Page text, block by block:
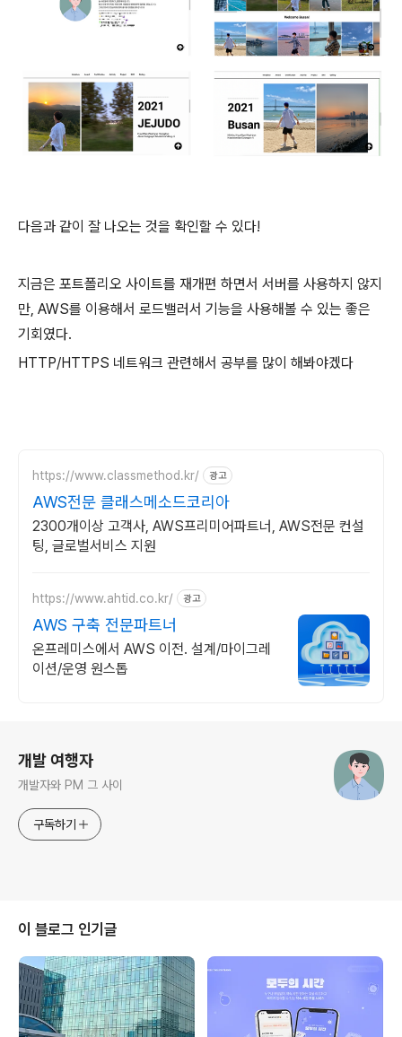
다음과 같이 잘 나오는 것을 확인할 수 있다!
지금은 포트폴리오 사이트를 재개편 하면서 서버를 사용하지 않지
만, AWS를 이용해서 로드밸러서 기능을 사용해볼 수 있는 좋은
기회였다.
HTTP/HTTPS 네트워크 관련해서 공부를 많이 해봐야겠다
https://www.classmethod.kr/ 광고
AWS전문 클래스메소드코리아
2300개이상 고객사, AWS프리미어파트너, AWS전문 컨설
팅, 글로벌서비스 지원
https://www.ahtid.co.kr/ 광고
AWS 구축 전문파트너
온프레미스에서 AWS 이전. 설계/마이그레
이션/운영 원스톱
개발 여행자
개발자와 PM 그 사이
구독하기
이 블로그 인기글